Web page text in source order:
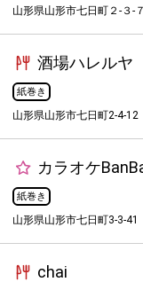
山形県山形市七日町２-３-７
酒場ハレルヤ
紙巻き
山形県山形市七日町2-4-12
カラオケ
紙巻き
山形県山形市七日町3-3-41
chai